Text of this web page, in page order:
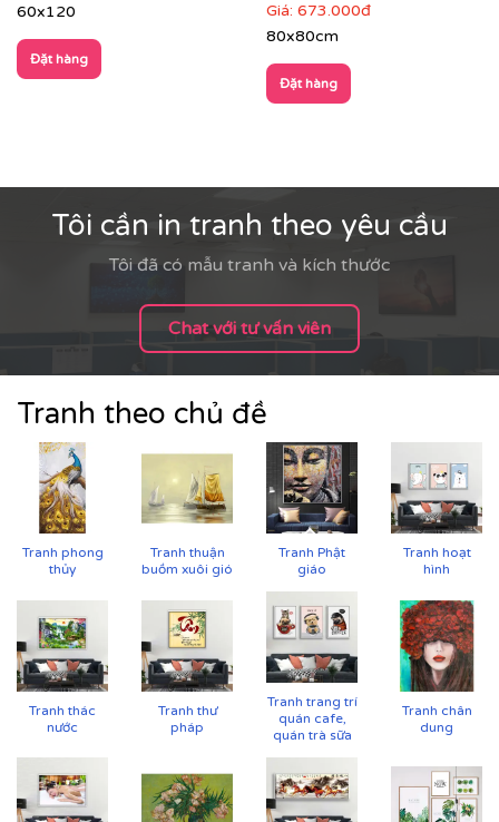
Tăng độ bám mực, cho hình ảnh sắc nét, sống
động.
Cận cảnh tranh in trên chất liệu canvas công nghệ in
60x120
Đặt hàng
Giá: 673.000đ
80x80cm
Đặt hàng
Tôi cần in tranh theo yêu cầu
Tôi đã có mẫu tranh và kích thước
Chat với tư vấn viên
Tranh theo chủ đề
Tranh phong
thủy
Tranh thuận
buồm xuôi gió
Tranh Phật
giáo
Tranh hoạt
hình
Tranh thác
nước
Tranh thư
pháp
Tranh trang trí
quán cafe,
quán trà sữa
Tranh chân
dung